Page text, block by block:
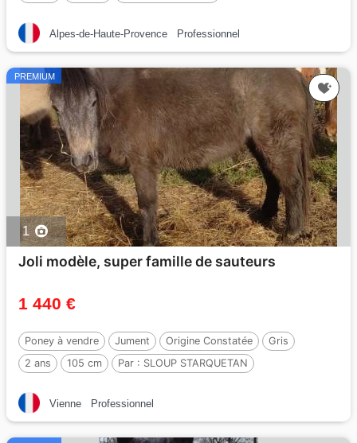
Alpes-de-Haute-Provence Professionnel
PREMIUM
1
Joli modèle, super famille de sauteurs
1 440 €
Poney à vendre Jument Origine Constatée
Gris
2 ans
105 cm Par : SLOUP STARQUETAN
Vienne Professionnel